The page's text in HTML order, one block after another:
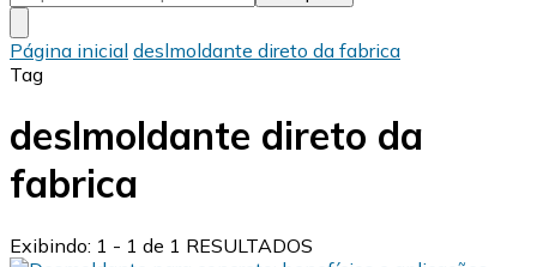
Página inicial deslmoldante direto da fabrica
Tag
deslmoldante direto da
fabrica
Exibindo: 1 - 1 de 1 RESULTADOS